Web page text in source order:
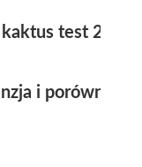
test 2025
i